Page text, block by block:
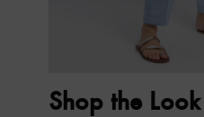
Shop the Look